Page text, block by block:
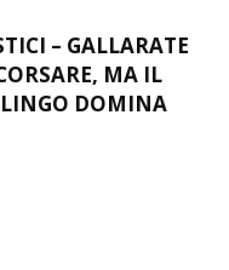
– GALLARATE
MA IL
DOMINA